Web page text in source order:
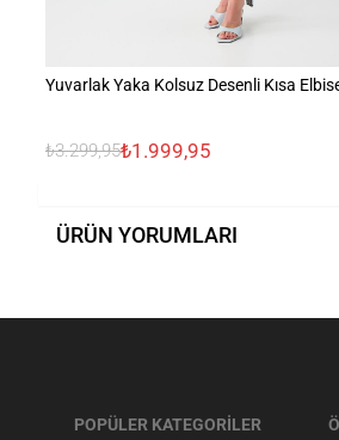
Yuvarlak Yaka Kolsuz Desenli Kısa
₺3.299,95₺1.999,95
ÜRÜN YORUMLARI
POPÜLER KATEGORİLER